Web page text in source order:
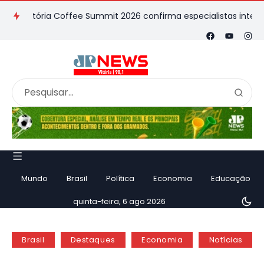
Coffee Summit 2026 confirma especialistas internacionais
Mundo Brasil Política Economia Educação
quinta-feira, 6 ago 2026
Brasil Destaques Economia Notícias